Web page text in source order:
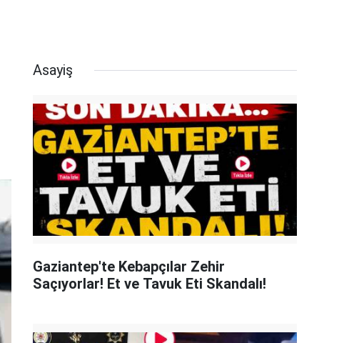
Asayiş
Gaziantep'te Kebapçılar Zehir
Saçıyorlar! Et ve Tavuk Eti Skandalı!